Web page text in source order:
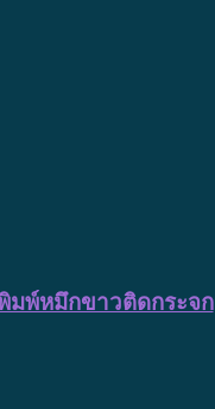
มพ์หมึกขาวติดกระจก